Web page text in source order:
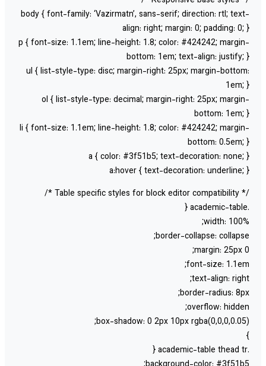
body { font-family: ‘Vazirmatn’, sans-serif; direction: rtl;
align: right; margin: 0; padding: 0;
p { font-size: 1.1em; line-height: 1.8; color: #424242;
bottom: 1em; text-align: justify;
ul { list-style-type: disc; margin-right: 25px; margin-
1em;
ol { list-style-type: decimal; margin-right: 25px;
bottom: 1em;
li { font-size: 1.1em; line-height: 1.8; color: #424242;
bottom: 0.5em;
a { color: #3f51b5; text-decoration: none;
a:hover { text-decoration: underline;
width:
border-collapse:
margin: 25px
font-size:
text-align:
border-radius:
overflow:
box-shadow: 0 2px 10px